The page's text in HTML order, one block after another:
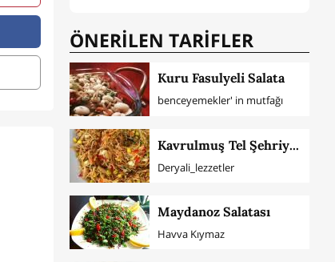
ÖNERİLEN TARİFLER
Kuru Fasulyeli Salata
benceyemekler' in mutfağı
Kavrulmuş Tel Şehriye Salatası
Deryali_lezzetler
Maydanoz Salatası
Havva Kıymaz